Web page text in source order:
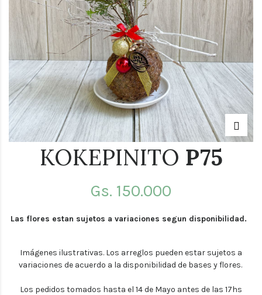
KOKEPINITO P75
Gs. 150.000
Las flores estan sujetos a variaciones segun disponibilidad.
Imágenes ilustrativas. Los arreglos pueden estar sujetos a
variaciones de acuerdo a la disponibilidad de bases y flores.
Los pedidos tomados hasta el 14 de Mayo antes de las 17hs